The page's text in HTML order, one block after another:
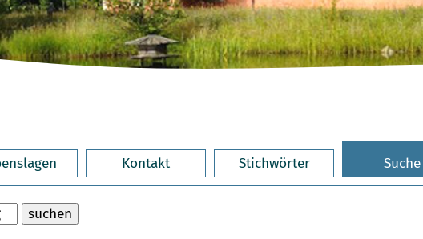
Kontakt Stichwörter Suche